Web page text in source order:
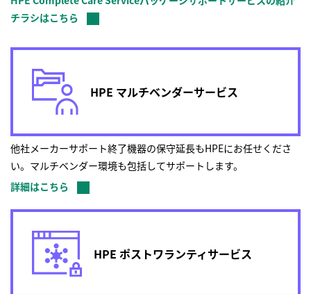
チラシはこちら
HPE マルチベンダーサービス
他社メーカーサポート終了機器の保守延長もHPEにお任せくださ
い。マルチベンダー環境も包括してサポートします。
詳細はこちら
HPE ポストワランティサービス